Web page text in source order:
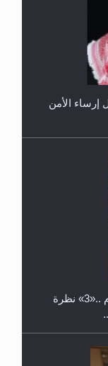
مدرسة الحفظ
لعام
الأمن
رأيٌ في لغة المسيح الموعود عليه السلام ..«3» نظرة